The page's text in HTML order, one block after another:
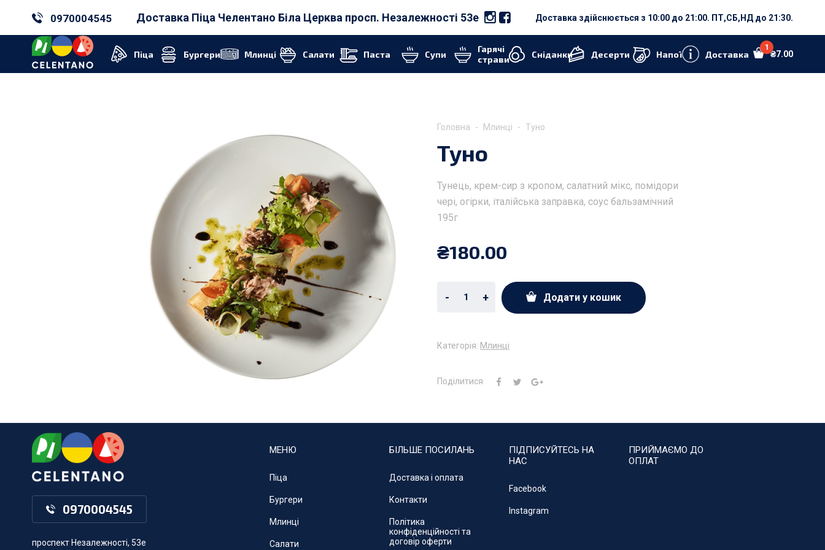
0970004545 Доставка Піца Челентано Біла Церква просп. Незалежності 53е Доставка здійснюється з 10:00 до 21:00. ПТ,СБ,НД до 21:30.
Піца Бургери Млинці Салати Паста Супи
Гарячі
страви
Cніданки Десерти Напої Доставка
1
₴7.00
Головна Млинці Туно
Туно
Тунець, крем-сир з кропом, салатний мікс, помідори
чері, огірки, італійська заправка, соус бальзамічний
195г
₴180.00
- + Додати у кошик
Категорія: Млинці
Поділитися
0970004545
проспект Незалежності, 53е
МЕНЮ
Піца
Бургери
Млинці
Салати
БІЛЬШЕ ПОСИЛАНЬ
Доставка і оплата
Контакти
Політика
конфіденційності та
договір оферти
ПІДПИСУЙТЕСЬ НА
НАС
Facebook
Instagram
ПРИЙМАЄМО ДО
ОПЛАТ